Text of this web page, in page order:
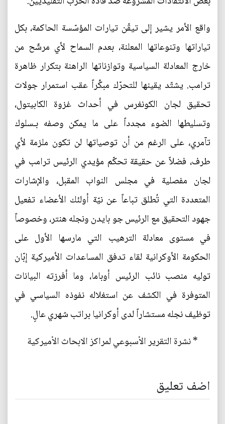
واقع الأمر يشير إلى تيقّن تيارات المؤسّسة الحاكمة، بكل
تياراتها وتنوعاتها المعلنة، بعدم السماح لأي مرشّح من
خارج المعادلة السياسية وتوازناتها الراهنة بتكرار ظاهرة
ترامب. يشتّد يقينها للتحرّك مبكِّراً عقب استمرار جولات
تحقيق لجان الكونغرس في أحداث غزوة الكابيتول،
وتسليطها الضوء مجدداً على ما يمكن وصفه بـسلوك
تآمري، على الرغم من أن توصياتها لن تكون ملزمة لأي
طرف، فضلاً عن حقيقة تحكّم مؤيدي الرئيس ترامب في
لجان مفصلية في مجلس النواب المقبل، والإشارات
المتعددة التي تُطلق تباعاً عن نيّة أولئك الأعضاء تفعيل
جهود التحقيق مع الرئيس جو بايدن ونجله هنتر، وخصوصاً
في مستوى معادلة الترهيب التي مارسها الأول على
الحكومة الأوكرانية لقاء تدفق المساعدات الأميركية إبّان
توليه منصب نائب الرئيس أوباما، وما أفرزته البيانات
المتوفرة في الكشف عن استغلاله نفوذه السياسي في
توظيف نجله مستشاراً لدى أوكرانيا براتب شهري عالٍ.
* نشرة التقرير الأسبوعي لمراكز الابحاث الأميركية
اضف تعليق